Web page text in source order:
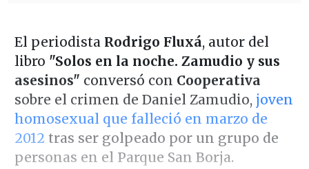
El periodista Rodrigo Fluxá, autor del
libro "Solos en la noche. Zamudio y sus
asesinos" conversó con Cooperativa
sobre el crimen de Daniel Zamudio, joven
homosexual que falleció en marzo de
2012 tras ser golpeado por un grupo de
personas en el Parque San Borja.